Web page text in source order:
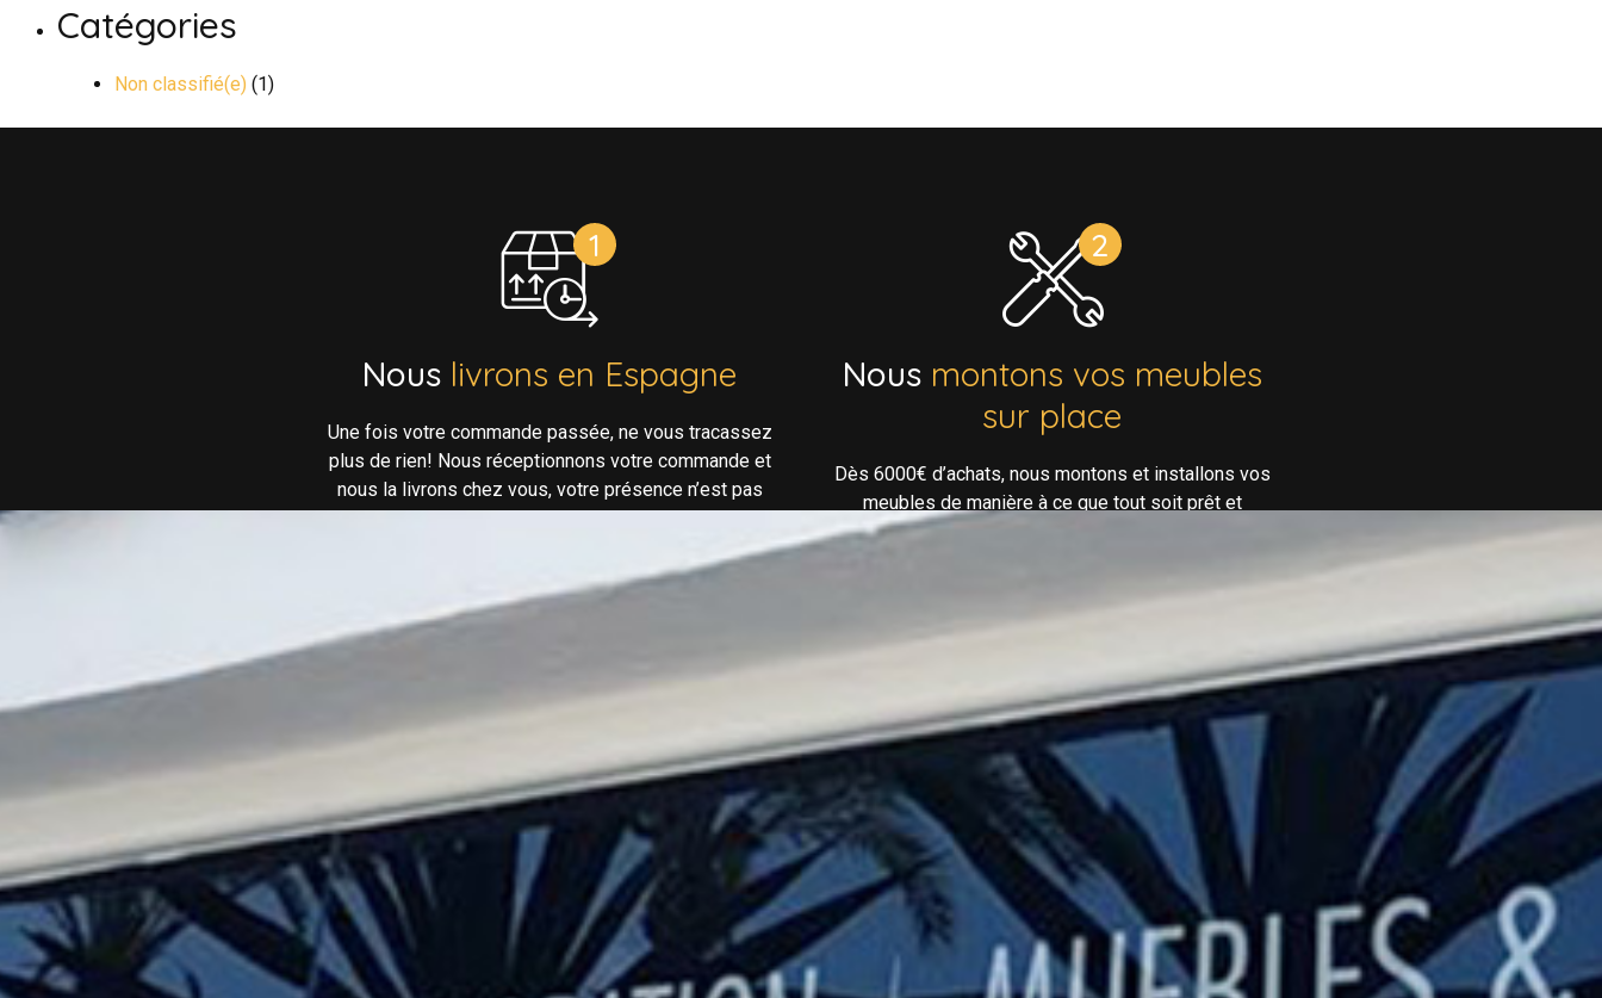
Catégories
Non classifié(e) (1)
Nous livrons en Espagne
Une fois votre commande passée, ne vous tracassez
plus de rien! Nous réceptionnons votre commande et
nous la livrons chez vous, votre présence n’est pas
nécessaire!
Nous montons vos meubles
sur place
Dès 6000€ d’achats, nous montons et installons vos
meubles de manière à ce que tout soit prêt et
confortable lorsque vous arrivez ou louez votre bien.